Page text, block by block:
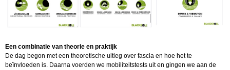
Een combinatie van theorie en praktijk
De dag begon met een theoretische uitleg over fascia en hoe het te
beïnvloeden is. Daarna voerden we mobiliteitstests uit en gingen we aan de